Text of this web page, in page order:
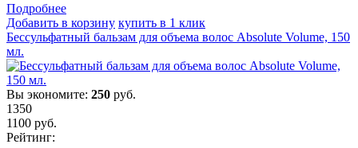
Подробнеe
Добавить в корзину купить в 1 клик
Бессульфатный бальзам для объема волос Absolute Volume, 150
мл.
Вы экономите: 250 руб.
1350
1100 руб.
Рейтинг: